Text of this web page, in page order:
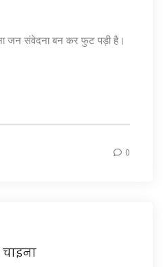
जन संवेदना बन कर फुट पड़ी है।
0